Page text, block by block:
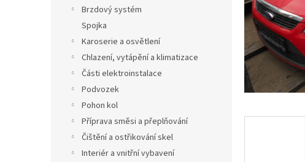
Brzdový systém
Spojka
Karoserie a osvětlení
Chlazení, vytápění a klimatizace
Části elektroinstalace
Podvozek
Pohon kol
Příprava směsi a přeplňování
Čištění a ostřikování skel
Interiér a vnitřní vybavení